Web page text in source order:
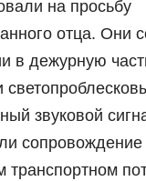
на просьбу
отца. Они
в дежурную
звуковой
транспортном